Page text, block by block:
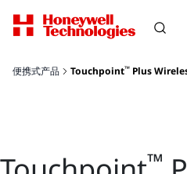
便携式产品 Touchpoint™ Plus
™